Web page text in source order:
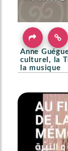
Anne
culturel, la
la musique